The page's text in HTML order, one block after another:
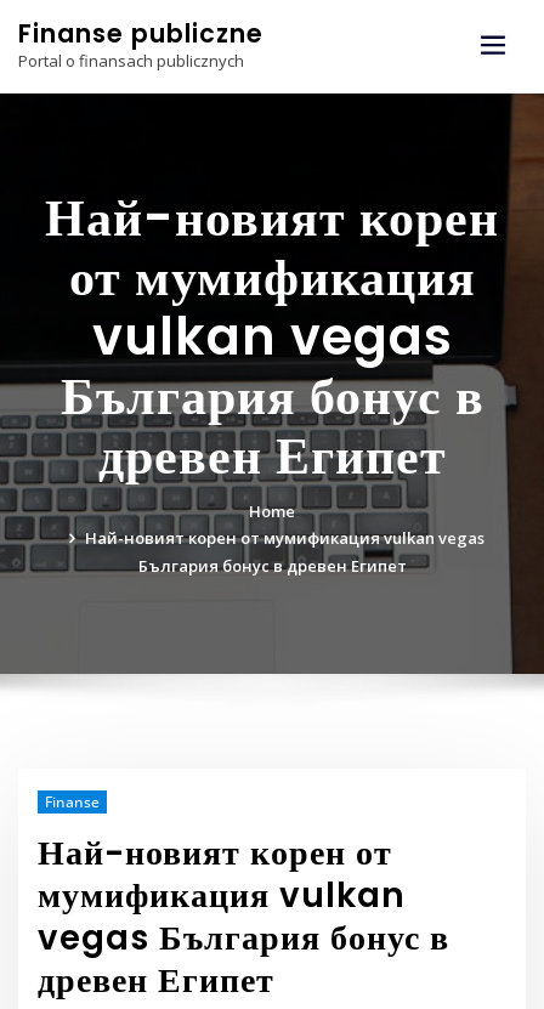
content
Finanse publiczne
Portal o finansach publicznych
Най-новият корен
от мумификация
vulkan vegas
България бонус в
древен Египет
Home
Най-новият корен от мумификация vulkan vegas
България бонус в древен Египет
Finanse
Най-новият корен от
мумификация vulkan
vegas България бонус в
древен Египет